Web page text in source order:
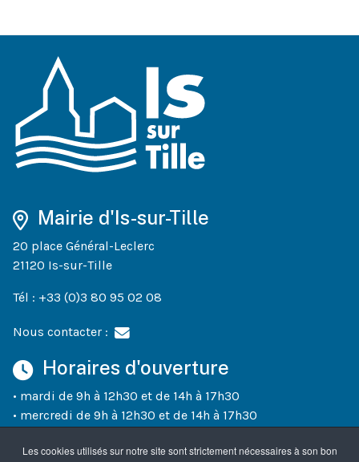
Mairie d'Is-sur-Tille
20 place Général-Leclerc
21120 Is-sur-Tille
Tél : +33 (0)3 80 95 02 08
Nous contacter :
Horaires d'ouverture
• mardi de 9h à 12h30 et de 14h à 17h30
• mercredi de 9h à 12h30 et de 14h à 17h30
• vendredi de 9h à 12h30 et de 14h à 17h30
Les cookies utilisés sur notre site sont strictement nécessaires à son bon